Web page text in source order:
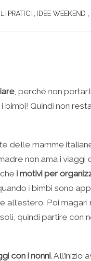
PRATICI IDEE WEEKEND
, perché non
Quindi non
delle mamme
non ama i
i motivi per
i bimbi sono
Poi magari
quindi partire con
con i nonni. All’inizio